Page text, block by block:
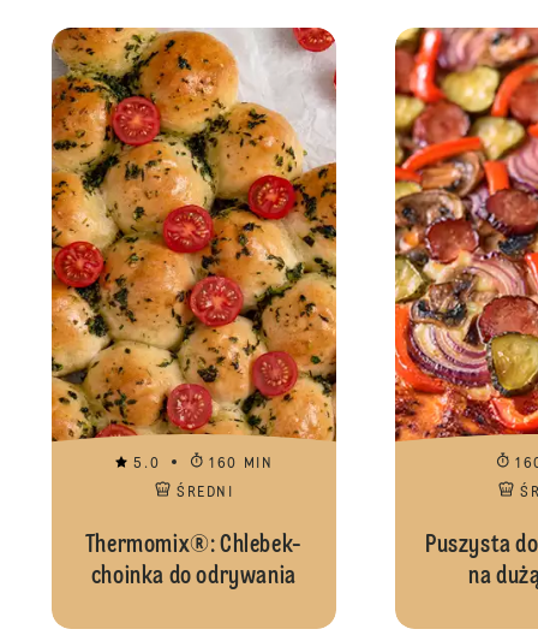
5.0
160 MIN
ŚREDNI
Thermomix®: Chlebek-
choinka do odrywania
Puszysta
na